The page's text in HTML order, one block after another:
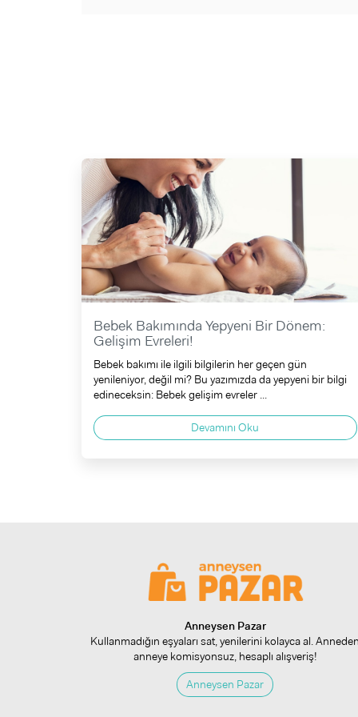
Bebek Bakımında Yepyeni Bir Dönem:
Gelişim Evreleri!
Bebek bakımı ile ilgili bilgilerin her geçen gün
yenileniyor, değil mi? Bu yazımızda da yepyeni bir bilgi
edineceksin: Bebek gelişim evreler ...
Devamını Oku
Anneysen Pazar
Kullanmadığın eşyaları sat, yenilerini kolayca al.
anneye komisyonsuz, hesaplı alışveriş!
Anneysen Pazar